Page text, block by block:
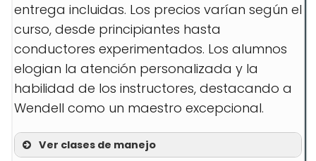
entrega incluidas. Los precios varían según el
curso, desde principiantes hasta
conductores experimentados. Los alumnos
elogian la atención personalizada y la
habilidad de los instructores, destacando a
Wendell como un maestro excepcional.
Ver clases de manejo